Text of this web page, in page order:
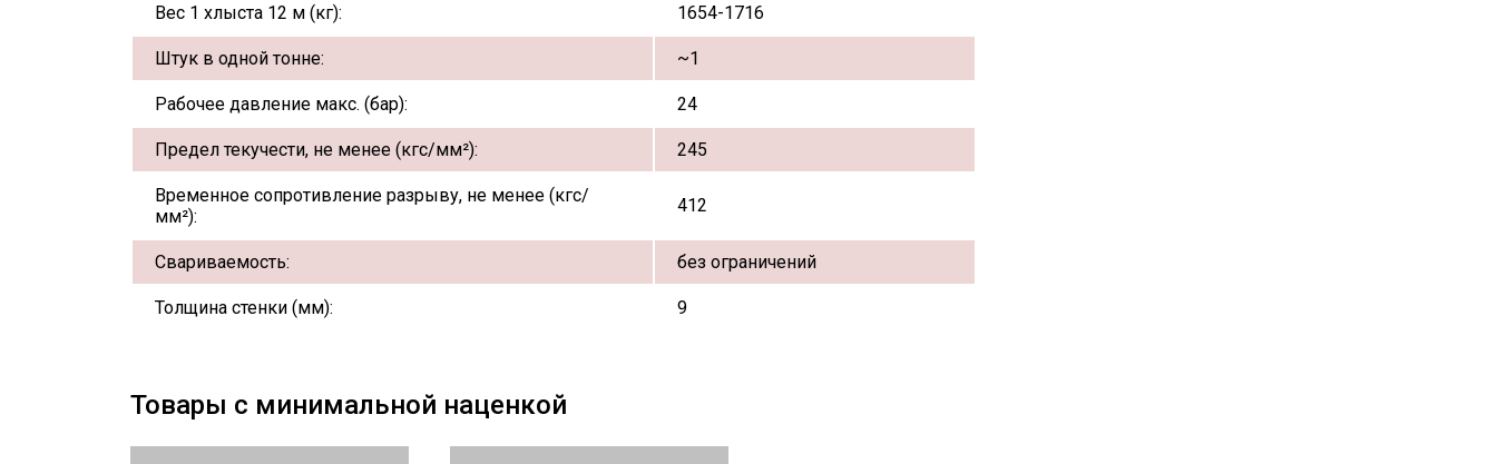
Вес 1 хлыста 12 м (кг): 1654-1716
Штук в одной тонне: ~1
Рабочее давление макс. (бар): 24
Предел текучести, не менее (кгс/мм²): 245
Временное сопротивление разрыву, не менее (кгс/
мм²):
412
Свариваемость: без ограничений
Толщина стенки (мм): 9
Товары с минимальной наценкой